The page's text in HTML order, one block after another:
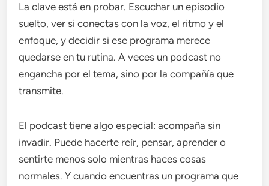
La clave está en probar. Escuchar un episodio
suelto, ver si conectas con la voz, el ritmo y el
enfoque, y decidir si ese programa merece
quedarse en tu rutina. A veces un podcast no
engancha por el tema, sino por la compañía que
transmite.
El podcast tiene algo especial: acompaña sin
invadir. Puede hacerte reír, pensar, aprender o
sentirte menos solo mientras haces cosas
normales. Y cuando encuentras un programa que